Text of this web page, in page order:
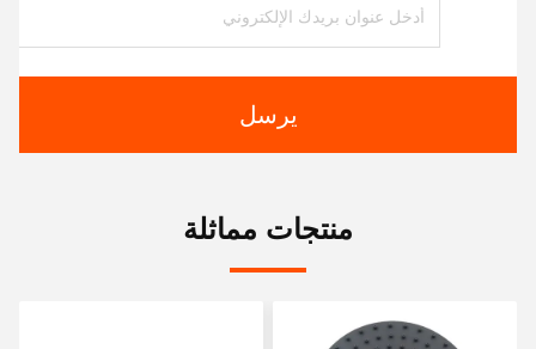
يرسل
منتجات مماثلة